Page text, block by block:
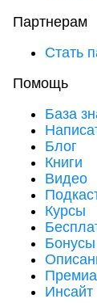
Партнерам
Стать
Помощь
База
Блог
Книги
Видео
Курсы
Бонусы
Инсайт